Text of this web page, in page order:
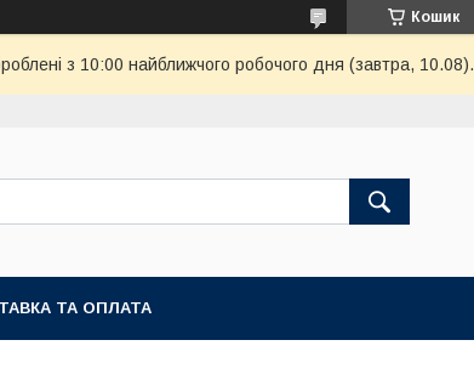
Кошик
з 10:00 найближчого робочого дня (завтра, 10.08).
ТА ОПЛАТА